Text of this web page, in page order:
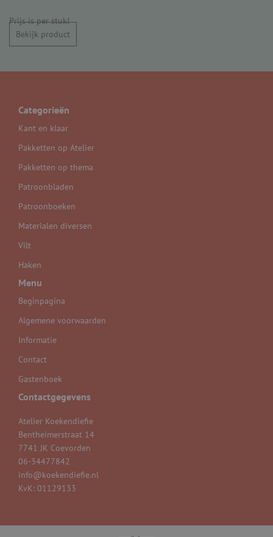
Prijs is per stuk!
Bekijk product
Categorieën
Kant en klaar
Pakketten op Atelier
Pakketten op thema
Patroonbladen
Patroonboeken
Materialen diversen
Vilt
Haken
Menu
Beginpagina
Algemene voorwaarden
Informatie
Contact
Gastenboek
Contactgegevens
Atelier Koekendiefie
Bentheimerstraat 14
7741 JK Coevorden
06-34477842
info@koekendiefie.nl
KvK: 01129133